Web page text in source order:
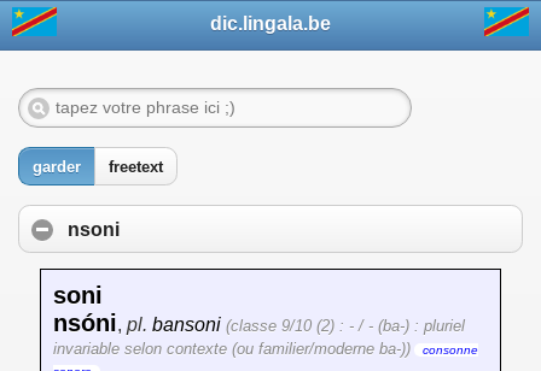
dic.lingala.be
garder freetext
nsoni
soni
nsóni, pl. bansoni (classe 9/10 (2) : - / - (ba-) : pluriel
invariable selon contexte (ou familier/moderne ba-))
consonne